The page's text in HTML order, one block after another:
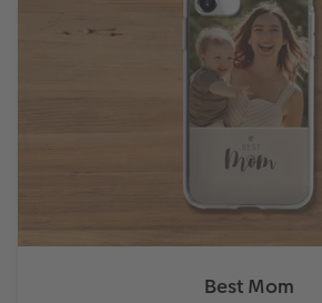
Best Mom